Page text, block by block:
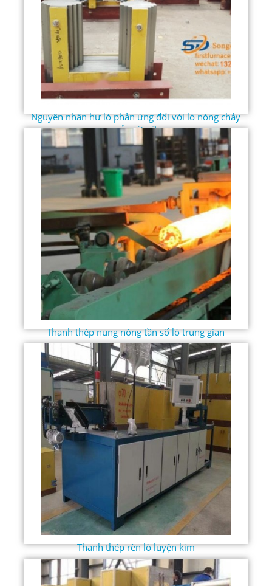
Nguyên nhân hư lò phản ứng đối với lò nóng chảy
cảm ứng?
Thanh thép nung nóng tần số lò trung gian
Thanh thép rèn lò luyện kim